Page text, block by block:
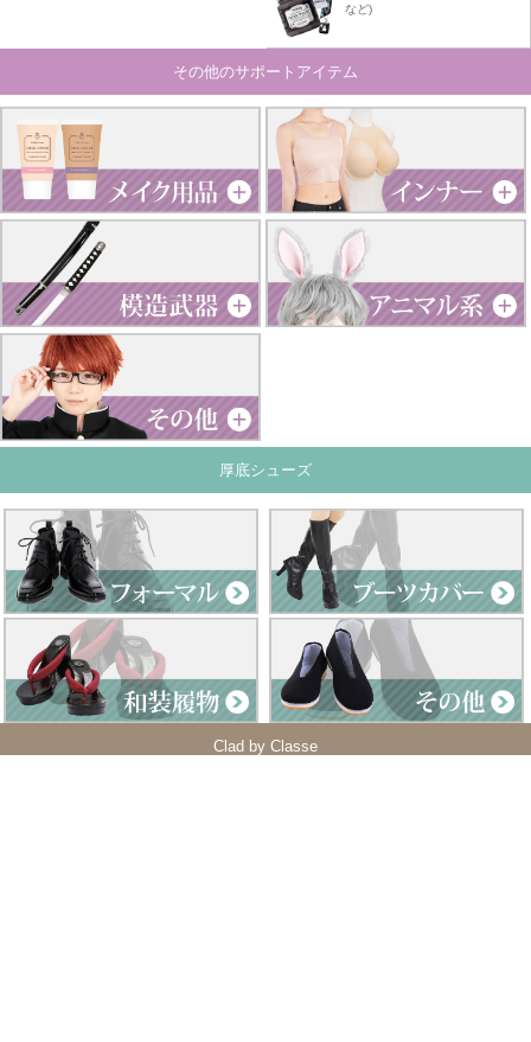
など)
その他のサポートアイテム
厚底シューズ
Clad by Classe